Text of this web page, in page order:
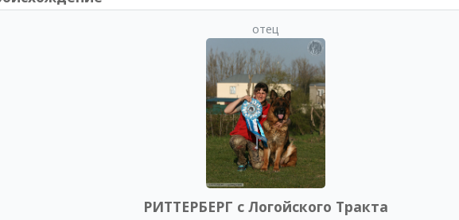
отец
РИТТЕРБЕРГ с Логойского Тракта